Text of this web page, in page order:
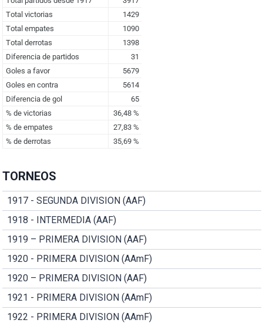
TORNEOS
1917 - SEGUNDA DIVISION (AAF)
1918 - INTERMEDIA (AAF)
1919 – PRIMERA DIVISION (AAF)
1920 - PRIMERA DIVISION (AAmF)
1920 – PRIMERA DIVISION (AAF)
1921 - PRIMERA DIVISION (AAmF)
1922 - PRIMERA DIVISION (AAmF)